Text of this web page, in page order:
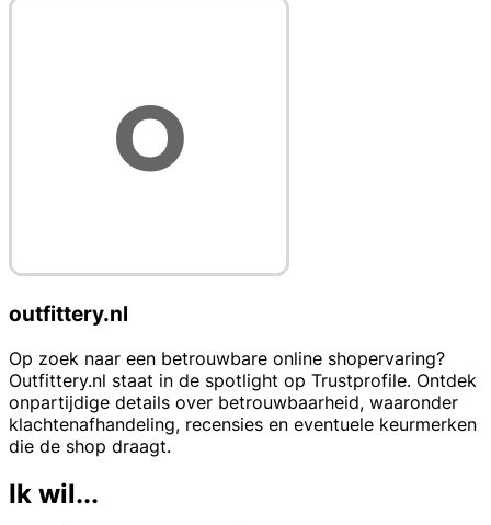
outfittery.nl
Op zoek naar een betrouwbare online shopervaring?
Outfittery.nl staat in de spotlight op Trustprofile. Ontdek
onpartijdige details over betrouwbaarheid, waaronder
klachtenafhandeling, recensies en eventuele keurmerken
die de shop draagt.
Ik wil...